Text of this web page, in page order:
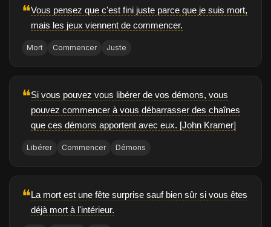
❝Vous pensez que c'est fini juste parce que je suis mort,
mais les jeux viennent de commencer.
Mort Commencer Juste
❝Si vous pouvez vous libérer de vos démons, vous
pouvez commencer à vous débarrasser des chaînes
que ces démons apportent avec eux. [John Kramer]
Libérer Commencer Démons
❝La mort est une fête surprise sauf bien sûr si vous êtes
déjà mort à l'intérieur.